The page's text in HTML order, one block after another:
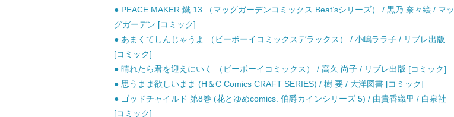
● PEACE MAKER 鐵 13 （マッグガーデンコミックス Beat’sシリーズ） / 黒乃 奈々絵 / マッ
グガーデン [コミック]
● あまくてしんじゃうよ （ビーボーイコミックスデラックス） / 小嶋ララ子 / リブレ出版
[コミック]
● 晴れたら君を迎えにいく （ビーボーイコミックス） / 高久 尚子 / リブレ出版 [コミック]
● 思うまま欲しいまま (H＆C Comics CRAFT SERIES) / 樹 要 / 大洋図書 [コミック]
● ゴッドチャイルド 第8巻 (花とゆめcomics. 伯爵カインシリーズ 5) / 由貴香織里 / 白泉社
[コミック]